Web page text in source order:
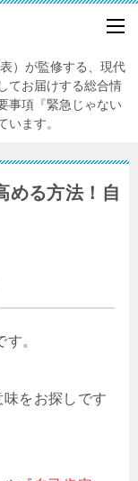
）が監修する、現代
てお届けする総合情
事項『緊急じゃない
ます。
める方法！自
。
味をお探しです